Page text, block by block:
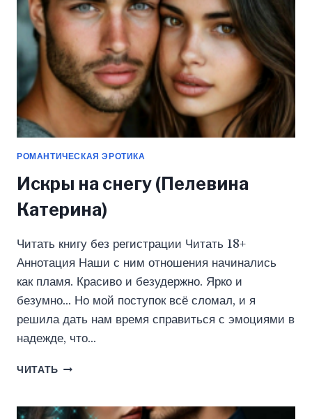
РОМАНТИЧЕСКАЯ ЭРОТИКА
Искры на снегу (Пелевина
Катерина)
Читать книгу без регистрации Читать 18+
Аннотация Наши с ним отношения начинались
как пламя. Красиво и безудержно. Ярко и
безумно… Но мой поступок всё сломал, и я
решила дать нам время справиться с эмоциями в
надежде, что…
ЧИТАТЬ ИСКРЫ
(ПЕЛЕВИНА